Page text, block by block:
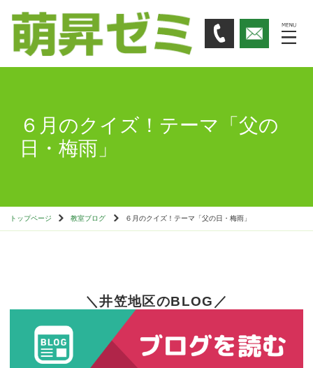
６月のクイズ！テーマ「父の
日・梅雨」
トップページ 教室ブログ ６月のクイズ！テーマ「父の日・梅雨」
＼井笠地区のBLOG／